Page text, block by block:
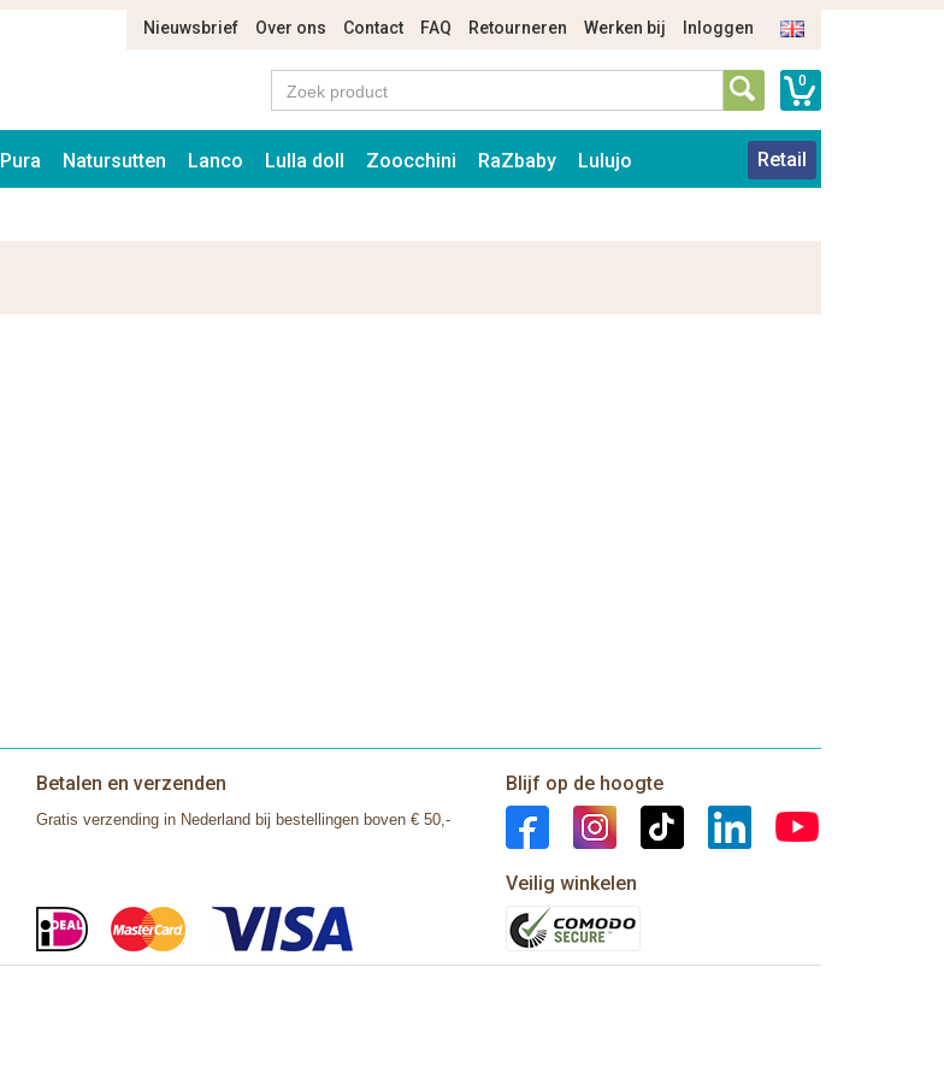
Nieuwsbrief Over ons Contact FAQ Retourneren Werken bij Inloggen
0
Pura Natursutten Lanco Lulla doll Zoocchini RaZbaby Lulujo Retail
Betalen en verzenden
Gratis verzending in Nederland bij bestellingen boven € 50,-
Blijf op de hoogte
Veilig winkelen